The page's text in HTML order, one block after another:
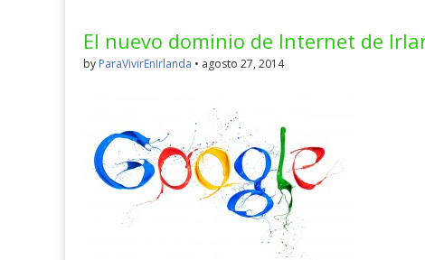
El nuevo dominio de Internet de
by ParaVivirEnIrlanda • agosto 27, 2014